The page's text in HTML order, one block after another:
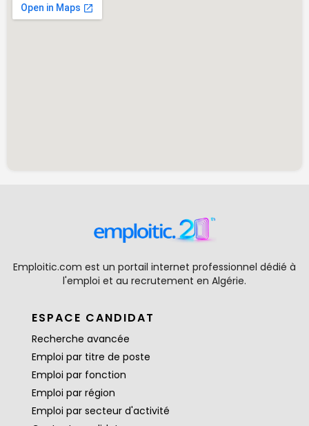
Emploitic.com est un portail internet professionnel dédié à
l'emploi et au recrutement en Algérie.
ESPACE CANDIDAT
Recherche avancée
Emploi par titre de poste
Emploi par fonction
Emploi par région
Emploi par secteur d'activité